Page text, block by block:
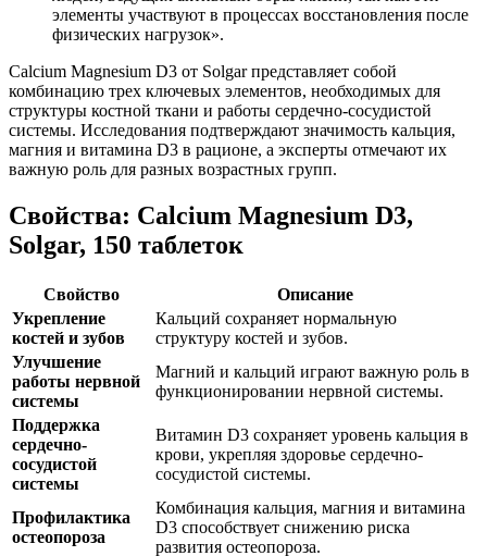
элементы участвуют в процессах восстановления после
физических нагрузок».
Calcium Magnesium D3 от Solgar представляет собой
комбинацию трех ключевых элементов, необходимых для
структуры костной ткани и работы сердечно-сосудистой
системы. Исследования подтверждают значимость кальция,
магния и витамина D3 в рационе, а эксперты отмечают их
важную роль для разных возрастных групп.
Свойства: Calcium Magnesium D3,
Solgar, 150 таблеток
Свойство
Описание
Укрепление
костей и зубов
Кальций сохраняет нормальную
структуру костей и зубов.
Улучшение
работы нервной
системы
Магний и кальций играют важную роль в
функционировании нервной системы.
Поддержка
сердечно-
сосудистой
системы
Витамин D3 сохраняет уровень кальция в
крови, укрепляя здоровье сердечно-
сосудистой системы.
Профилактика
остеопороза
Комбинация кальция, магния и витамина
D3 способствует снижению риска
развития остеопороза.